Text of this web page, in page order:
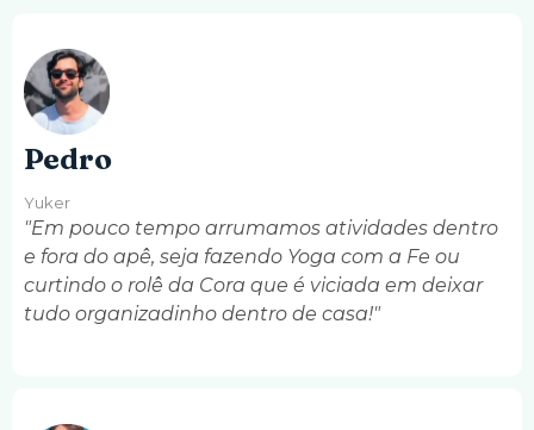
Pedro
Yuker
"Em pouco tempo arrumamos atividades dentro
e fora do apê, seja fazendo Yoga com a Fe ou
curtindo o rolê da Cora que é viciada em deixar
tudo organizadinho dentro de casa!"